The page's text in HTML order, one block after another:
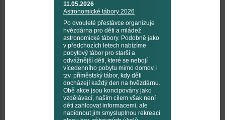
11.05.2026
Astronomické tábory 2026
Po dvouleté přestávce organizuje
hvězdárna pro děti a mládež
astronomické tábory. Podobně jako
v předchozích letech nabízíme
pobytový tábor pro starší a
odvážnější děti, které se nebojí
vícedenního pobytu mimo domov, i
tzv. příměstský tábor, kdy děti
docházejí každý den na hvězdárnu.
Obě akce jsou koncipovány jako
vzdělávací, naším cílem však není
děti zahlcovat informacemi, ale
nabídnout jim smysluplnou rekreaci